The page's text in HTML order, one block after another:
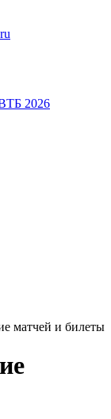
2026
матчей и билеты